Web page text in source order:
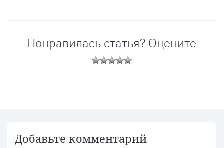
Понравилась статья? Оцените
Добавьте комментарий